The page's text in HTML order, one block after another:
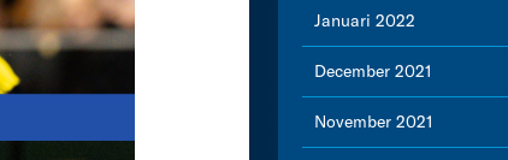
Januari 2022
December 2021
November 2021